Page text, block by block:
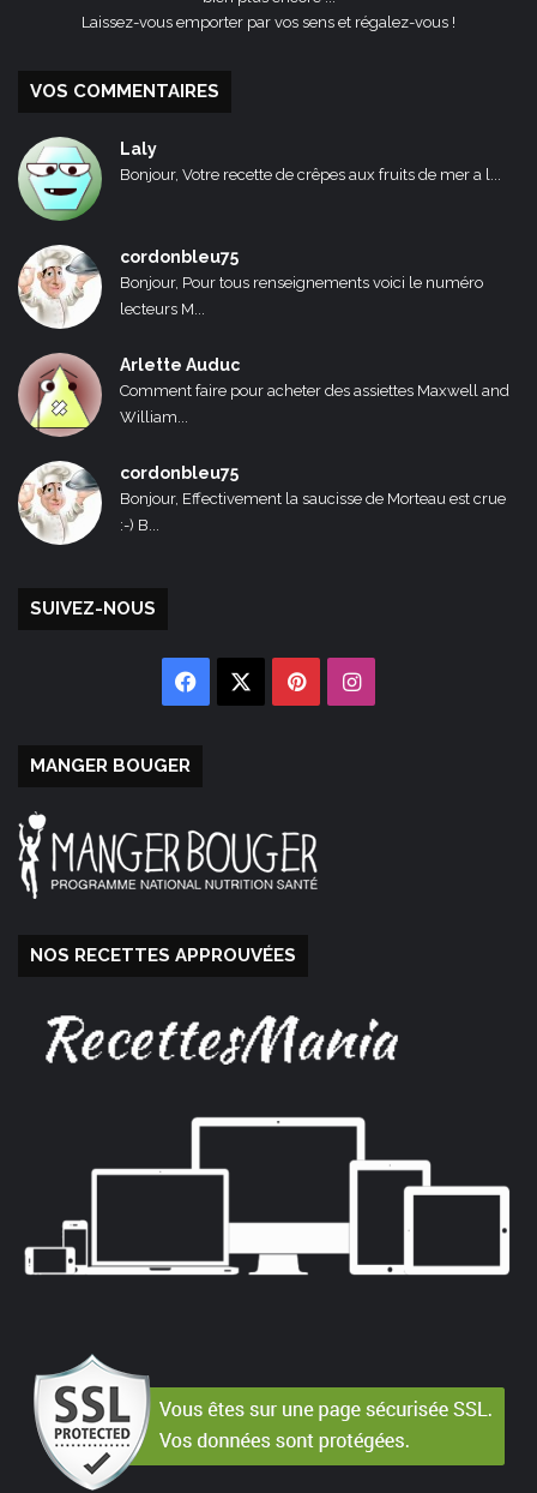
Laissez-vous emporter par vos sens et régalez-vous !
VOS COMMENTAIRES
Laly
Bonjour, Votre recette de crêpes aux fruits de mer a l...
cordonbleu75
Bonjour, Pour tous renseignements voici le numéro
lecteurs M...
Arlette Auduc
Comment faire pour acheter des assiettes Maxwell and
William...
cordonbleu75
Bonjour, Effectivement la saucisse de Morteau est crue
:-) B...
SUIVEZ-NOUS
Facebook PinterestInstagram
MANGER BOUGER
NOS RECETTES APPROUVÉES